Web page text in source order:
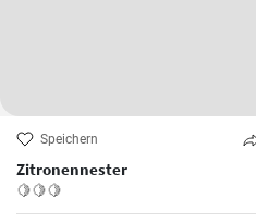
Speichern
Zitronennester
🍋🍋🍋